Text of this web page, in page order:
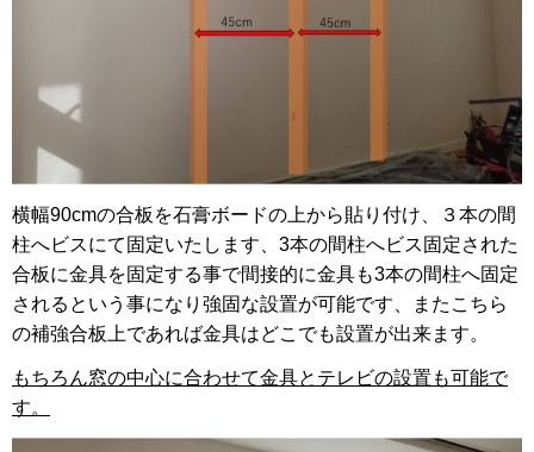
横幅90cmの合板を石膏ボードの上から貼り付け、３本の間
柱へビスにて固定いたします、3本の間柱へビス固定された
合板に金具を固定する事で間接的に金具も3本の間柱へ固定
されるという事になり強固な設置が可能です、またこちら
の補強合板上であれば金具はどこでも設置が出来ます。
もちろん窓の中心に合わせて金具とテレビの設置も可能で
す。